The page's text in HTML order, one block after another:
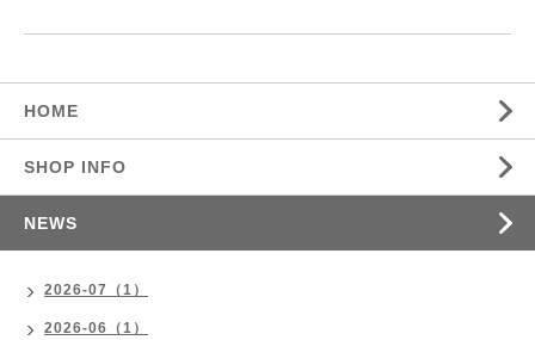
HOME
SHOP INFO
NEWS
2026-07（1）
2026-06（1）